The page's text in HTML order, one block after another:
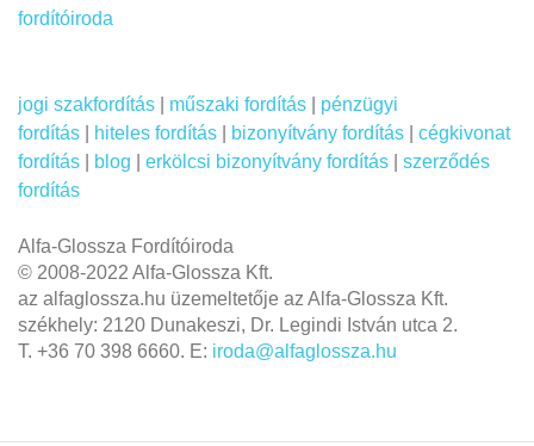
fordítóiroda
jogi szakfordítás műszaki fordítás
pénzügyi
fordítás
hiteles fordítás bizonyítvány fordítás
cégkivonat
fordítás
blog erkölcsi bizonyítvány fordítás
szerződés
fordítás
Alfa-Glossza Fordítóiroda
© 2008-2022 Alfa-Glossza Kft.
az alfaglossza.hu üzemeltetője az Alfa-Glossza Kft.
székhely: 2120 Dunakeszi, Dr. Legindi István utca 2.
T. +36 70 398 6660. E: iroda@alfaglossza.hu